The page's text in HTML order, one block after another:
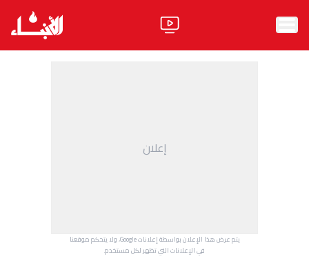
إعلان
يتم عرض هذا الإعلان بواسطة إعلانات Google، ولا يتحكم موقعنا
في الإعلانات التي تظهر لكل مستخدم.